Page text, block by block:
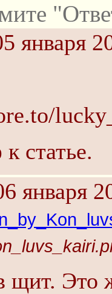
января
статье.
января
щит. Это